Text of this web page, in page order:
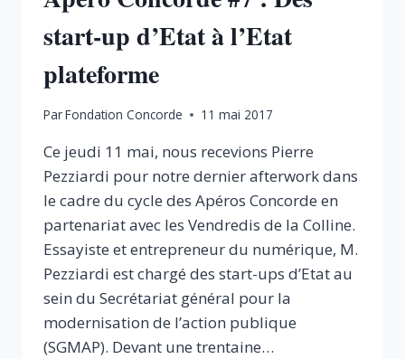
start-up d’Etat à l’Etat
plateforme
ParFondation Concorde 11 mai 2017
Ce jeudi 11 mai, nous recevions Pierre
Pezziardi pour notre dernier afterwork dans
le cadre du cycle des Apéros Concorde en
partenariat avec les Vendredis de la Colline.
Essayiste et entrepreneur du numérique, M.
Pezziardi est chargé des start-ups d’Etat au
sein du Secrétariat général pour la
modernisation de l’action publique
(SGMAP). Devant une trentaine…